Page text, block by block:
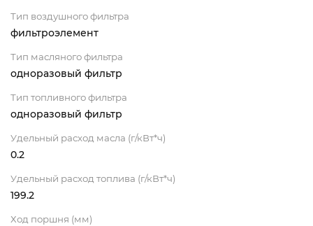
Тип воздушного фильтра
фильтроэлемент
Тип масляного фильтра
одноразовый фильтр
Тип топливного фильтра
одноразовый фильтр
Удельный расход масла (г/кВт*ч)
0.2
Удельный расход топлива (г/кВт*ч)
199.2
Ход поршня (мм)